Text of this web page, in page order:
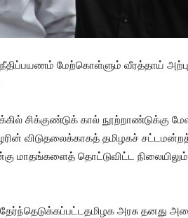
நீதிப்பயணம் மேற்கொள்ளும் வீரத்தாய்
சிக்குண்டுக் கால் நூற்றாண்டுக்கு
விடுதலைக்காகத் தமிழகச்
மாதங்களைத் தொட்டுவிட்ட
தமிழக அரசு தனது